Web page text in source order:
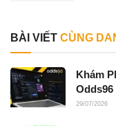
BÀI VIẾT CÙNG
Khám
Odds96
29/07/2026